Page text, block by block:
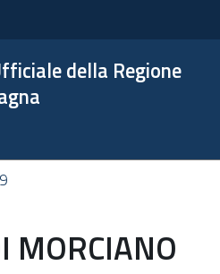
della Regione
MORCIANO